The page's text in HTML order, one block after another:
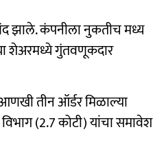
झाले. कंपनीला नुकतीच मध्य
शेअरमध्ये गुंतवणूकदार
तीन ऑर्डर मिळाल्या
(2.7 कोटी) यांचा समावेश